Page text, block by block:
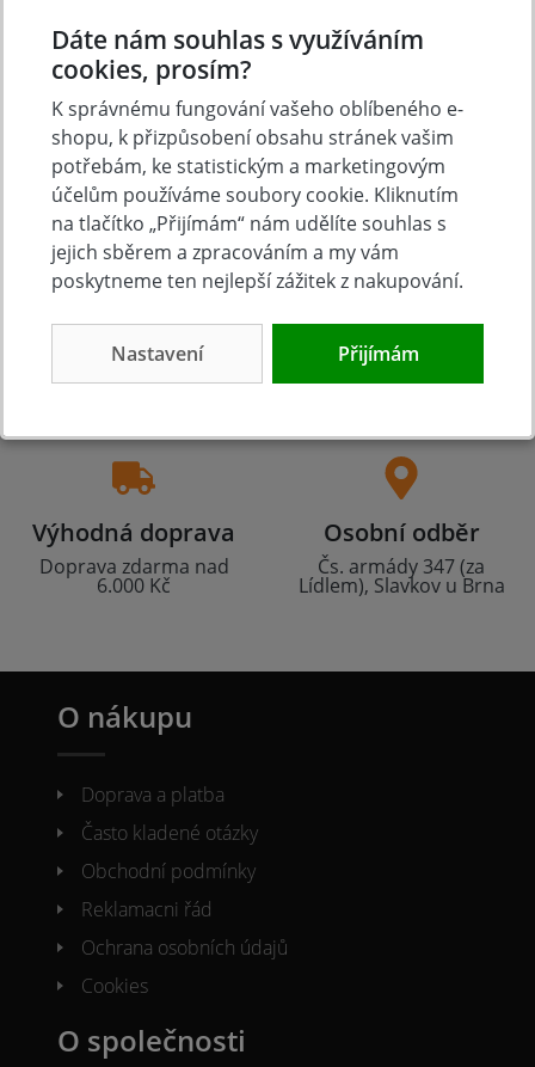
Přidat vlastní hodnocení
Tradice
Zázemí kamenné
prodejny
Výhodná doprava
Doprava zdarma nad
6.000 Kč
Osobní odběr
Čs. armády 347 (za
Lídlem), Slavkov u Brna
O nákupu
Doprava a platba
Často kladené otázky
Obchodní podmínky
Reklamacni řád
Ochrana osobních údajů
Cookies
O společnosti
Dáte nám souhlas s využíváním
cookies, prosím?
K správnému fungování vašeho oblíbeného e-
shopu, k přizpůsobení obsahu stránek vašim
potřebám, ke statistickým a marketingovým
účelům používáme soubory cookie. Kliknutím
na tlačítko „Přijímám“ nám udělíte souhlas s
jejich sběrem a zpracováním a my vám
poskytneme ten nejlepší zážitek z nakupování.
Nastavení Přijímám